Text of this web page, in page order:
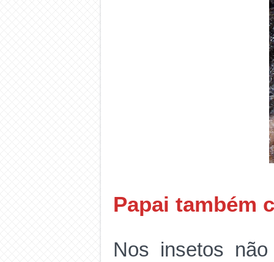
Papai também
Nos insetos